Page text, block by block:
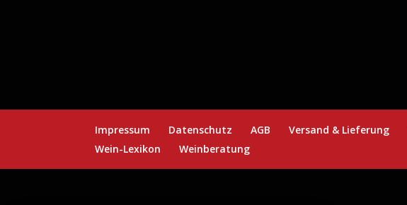
Impressum Datenschutz AGB Versand & Lieferung
Wein-Lexikon
Weinberatung